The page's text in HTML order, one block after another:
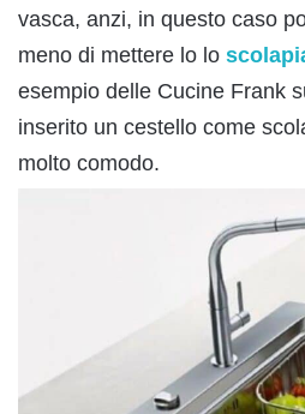
vasca, anzi, in questo caso
meno di mettere lo lo
esempio delle Cucine Frank
inserito un cestello come
molto comodo.